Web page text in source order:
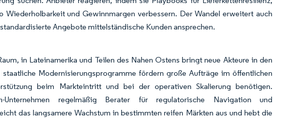
und Gewinnmargen verbessern. Der Wandel erweitert auch
Angebote mittelständische Kunden ansprechen.
in Lateinamerika und Teilen des Nahen Ostens bringt neue Akteure in den
Modernisierungsprogramme fördern große Aufträge im öffentlichen
beim Markteintritt und bei der operativen Skalierung benötigen.
Unternehmen regelmäßig Berater für regulatorische Navigation und
das langsamere Wachstum in bestimmten reifen Märkten aus und hebt die